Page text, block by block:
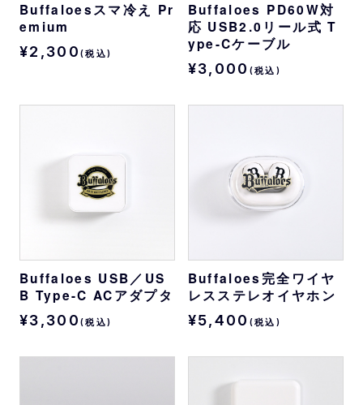
Buffaloesスマ冷え Pr
emium
¥2,300 (税込)
Buffaloes PD60W対
応 USB2.0リール式 T
ype-Cケーブル
¥3,000 (税込)
Buffaloes USB／US
B Type-C ACアダプタ
¥3,300 (税込)
Buffaloes完全ワイヤ
レスステレオイヤホン
¥5,400 (税込)